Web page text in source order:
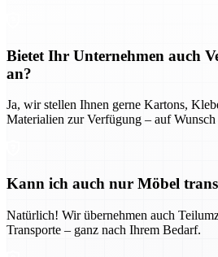
Bietet Ihr Unternehmen auch
an?
Ja, wir stellen Ihnen gerne Kartons,
Materialien zur Verfügung – auf
Kann ich auch nur Möbel
Natürlich! Wir übernehmen auch
Transporte – ganz nach Ihrem Bedarf.